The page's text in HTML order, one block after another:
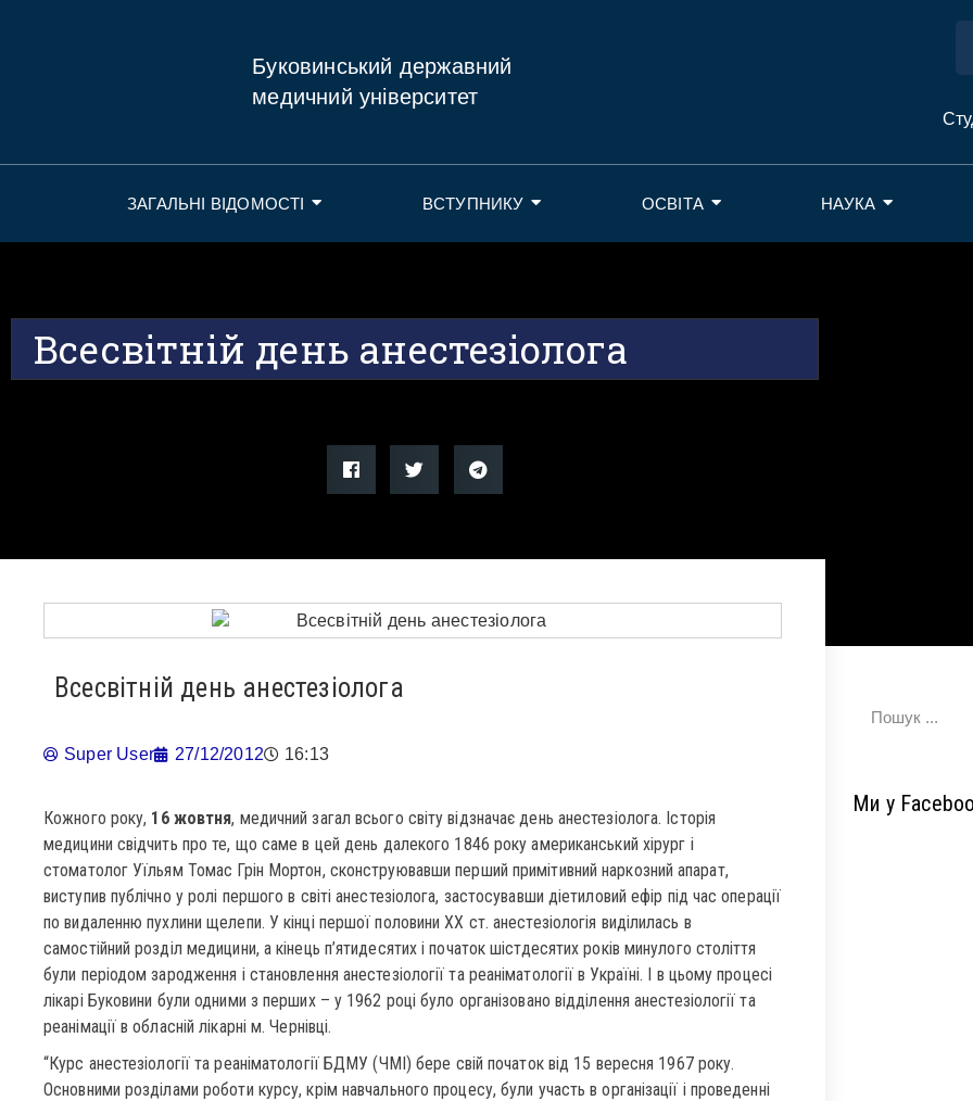
Буковинський державний
медичний університет
ЗАГАЛЬНІ ВІДОМОСТІ ВСТУПНИКУ ОСВІТА НАУКА
Всесвітній день анестезіолога
Всесвітній день анестезіолога
Super User 27/12/2012 16:13
Кожного року, 16 жовтня, медичний загал всього світу відзначає день анестезіолога. Історія
медицини свідчить про те, що саме в цей день далекого 1846 року американський хірург і
стоматолог Уїльям Томас Грін Мортон, сконструювавши перший примітивний наркозний апарат,
виступив публічно у ролі першого в світі анестезіолога, застосувавши діетиловий ефір під час операції
по видаленню пухлини щелепи. У кінці першої половини XX ст. анестезіологія виділилась в
самостійний розділ медицини, а кінець п’ятидесятих і початок шістдесятих років минулого століття
були періодом зародження і становлення анестезіології та реаніматології в Україні. І в цьому процесі
лікарі Буковини були одними з перших – у 1962 році було організовано відділення анестезіології та
реанімації в обласній лікарні м. Чернівці.
“Курс анестезіології та реаніматології БДМУ (ЧМІ) бере свій початок від 15 вересня 1967 року.
Основними розділами роботи курсу, крім навчального процесу, були участь в організації і проведенні
Ми у